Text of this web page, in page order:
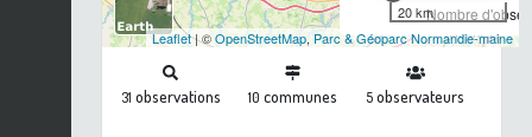
Nombre
20 km
Leaflet| ©OpenStreetMap, Parc & Géoparc Normandie-maine
31 observations 10 communes 5observateurs